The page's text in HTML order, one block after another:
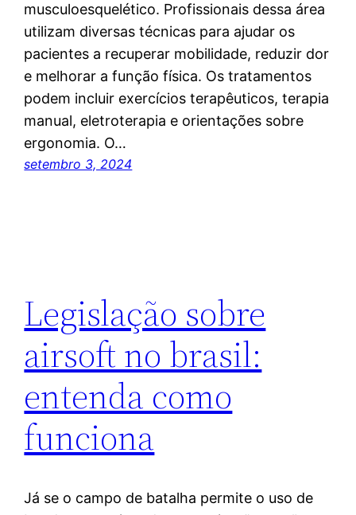
musculoesquelético. Profissionais dessa área
utilizam diversas técnicas para ajudar os
pacientes a recuperar mobilidade, reduzir dor
e melhorar a função física. Os tratamentos
podem incluir exercícios terapêuticos, terapia
manual, eletroterapia e orientações sobre
ergonomia. O…
setembro 3, 2024
Legislação sobre
airsoft no brasil:
entenda como
funciona
Já se o campo de batalha permite o uso de